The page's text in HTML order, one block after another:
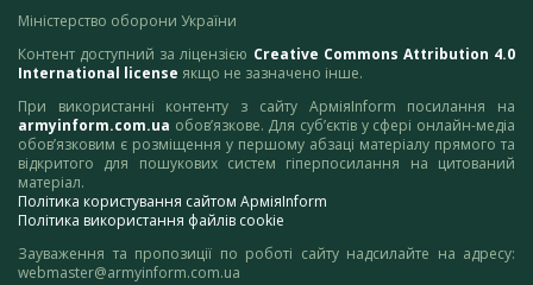
Міністерство оборони України
Контент доступний за ліцензією Creative Commons Attribution 4.0
International license якщо не зазначено інше.
При використанні контенту з сайту АрміяInform посилання на
armyinform.com.ua обов’язкове. Для суб’єктів у сфері онлайн-медіа
обов’язковим є розміщення у першому абзаці матеріалу прямого та
відкритого для пошукових систем гіперпосилання на цитований
матеріал.
Політика користування сайтом АрміяInform
Політика використання файлів cookie
Зауваження та пропозиції по роботі сайту надсилайте на адресу:
webmaster@armyinform.com.ua